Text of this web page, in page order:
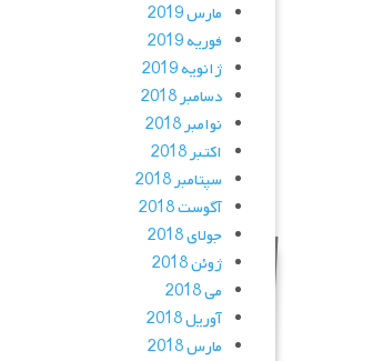
مارس 2019
فوریه 2019
ژانویه 2019
دسامبر 2018
نوامبر 2018
اکتبر 2018
سپتامبر 2018
آگوست 2018
جولای 2018
ژوئن 2018
می 2018
آوریل 2018
مارس 2018